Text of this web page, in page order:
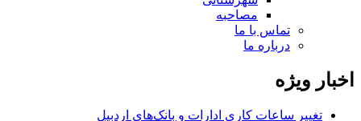
مصاحبه
تماس با ما
درباره ما
اخبار ویژه
تغییر ساعات کاری ادارات و بانک‌های اردبیل